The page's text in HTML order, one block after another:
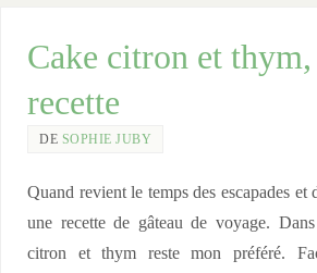
Cake citron et
recette
DE SOPHIE JUBY
Quand revient le temps des escapades et
une recette de gâteau de voyage.
citron et thym reste mon préféré.